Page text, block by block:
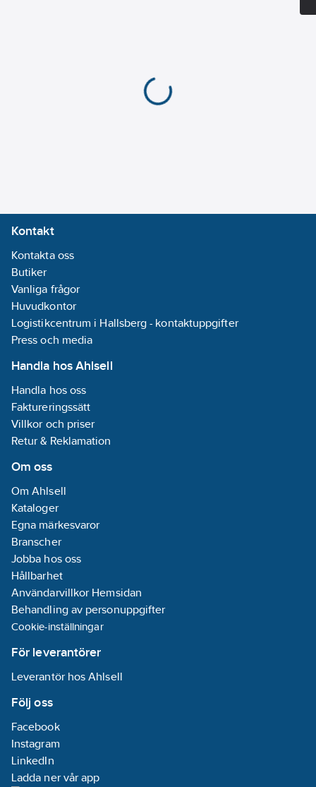
Kontakt
Kontakta oss
Butiker
Vanliga frågor
Huvudkontor
Logistikcentrum i Hallsberg - kontaktuppgifter
Press och media
Handla hos Ahlsell
Handla hos oss
Faktureringssätt
Villkor och priser
Retur & Reklamation
Om oss
Om Ahlsell
Kataloger
Egna märkesvaror
Branscher
Jobba hos oss
Hållbarhet
Användarvillkor Hemsidan
Behandling av personuppgifter
Cookie-inställningar
För leverantörer
Leverantör hos Ahlsell
Följ oss
Facebook
Instagram
LinkedIn
Ladda ner vår app